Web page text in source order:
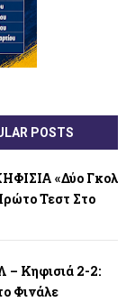
POSTS
«Δύο Γκολ
Τεστ Στο
Κηφισιά 2-2:
Φινάλε